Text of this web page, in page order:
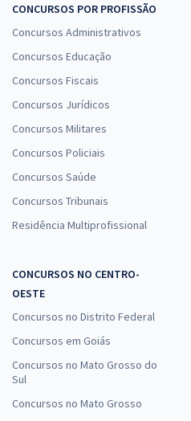
CONCURSOS POR PROFISSÃO
Concursos Administrativos
Concursos Educação
Concursos Fiscais
Concursos Jurídicos
Concursos Militares
Concursos Policiais
Concursos Saúde
Concursos Tribunais
Residência Multiprofissional
CONCURSOS NO CENTRO-
OESTE
Concursos no Distrito Federal
Concursos em Goiás
Concursos no Mato Grosso do
Sul
Concursos no Mato Grosso